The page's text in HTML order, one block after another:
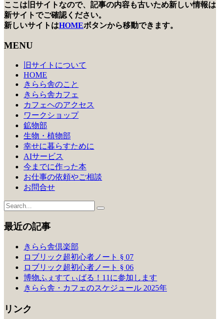
ナ
ビ
ゲ
ここは旧サイトなので、記事の内容も古いため新しい情報は
新サイトでご確認ください。
新しいサイトはHOMEボタンから移動できます。
MENU
旧サイトについて
HOME
きらら舎のこと
きらら舎カフェ
カフェヘのアクセス
ワークショップ
鉱物部
生物・植物部
幸せに暮らすために
AIサービス
今までに作った本
お仕事の依頼やご相談
お問合せ
最近の記事
きらら舎倶楽部
ロブリック超初心者ノート § 07
ロブリック超初心者ノート § 06
博物ふぇすてぃばる！11に参加します
きらら舎・カフェのスケジュール 2025年
リンク